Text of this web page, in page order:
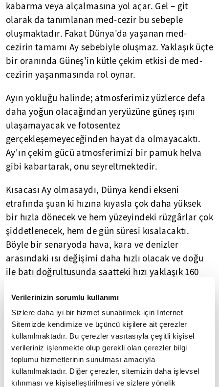
Verilerinizin sorumlu kullanımı
Sizlere daha iyi bir hizmet sunabilmek için İnternet
Sitemizde kendimize ve üçüncü kişilere ait çerezler
kullanılmaktadır. Bu çerezler vasıtasıyla çeşitli kişisel
verileriniz işlenmekte olup gerekli olan çerezler bilgi
toplumu hizmetlerinin sunulması amacıyla
kullanılmaktadır. Diğer çerezler, sitemizin daha işlevsel
kılınması ve kişiselleştirilmesi ve sizlere yönelik
kabarma veya alçalmasına yol açar. Gel – git
olarak da tanımlanan med-cezir bu sebeple
oluşmaktadır. Fakat Dünya'da yaşanan med-
cezirin tamamı Ay sebebiyle oluşmaz. Yaklaşık üçte
bir oranında Güneş'in kütle çekim etkisi de med-
cezirin yaşanmasında rol oynar.
Ayın yokluğu halinde; atmosferimiz yüzlerce defa
daha yoğun olacağından yeryüzüne güneş ışını
ulaşamayacak ve fotosentez
gerçekleşemeyeceğinden hayat da olmayacaktı.
Ay'ın çekim gücü atmosferimizi bir pamuk helva
gibi kabartarak, onu seyreltmektedir.
Kısacası Ay olmasaydı, Dünya kendi ekseni
etrafında şuan ki hızına kıyasla çok daha yüksek
bir hızla dönecek ve hem yüzeyindeki rüzgârlar çok
şiddetlenecek, hem de gün süresi kısalacaktı.
Böyle bir senaryoda hava, kara ve denizler
arasındaki ısı değişimi daha hızlı olacak ve doğu
ile batı doğrultusunda saatteki hızı yaklaşık 160
iklim koşulları başta insan olmak üzere karmaşık
yapıdaki organizmaların yaşaması için elverişsiz
bir ortam demekti. Zaten med-cezirin olmaması
veya sadece Güneş etkisiyle çok düşük oranda
yaşanması bile okyanustaki hayatın hiçbir zaman
oluşmamasına sebep olurdu.